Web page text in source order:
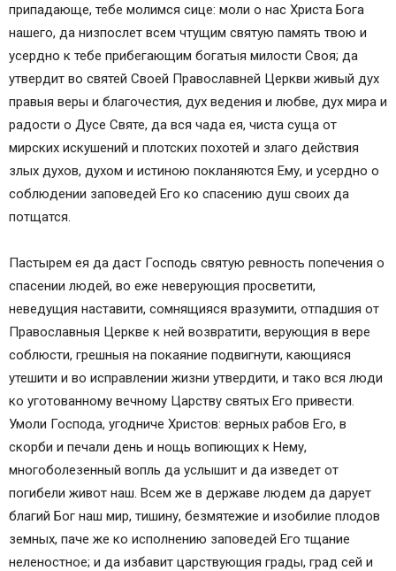
припадающе, тебе молимся сице: моли о нас Христа Бога
нашего, да низпослет всем чтущим святую память твою и
усердно к тебе прибегающим богатыя милости Своя; да
утвердит во святей Своей Православней Церкви живый дух
правыя веры и благочестия, дух ведения и любве, дух мира и
радости о Дусе Святе, да вся чада ея, чиста суща от
мирских искушений и плотских похотей и злаго действия
злых духов, духом и истиною покланяются Ему, и усердно о
соблюдении заповедей Его ко спасению душ своих да
потщатся.
Пастырем ея да даст Господь святую ревность попечения о
спасении людей, во еже неверующия просветити,
неведущия наставити, сомнящияся вразумити, отпадшия от
Православныя Церкве к ней возвратити, верующия в вере
соблюсти, грешныя на покаяние подвигнути, кающияся
утешити и во исправлении жизни утвердити, и тако вся люди
ко уготованному вечному Царству святых Его привести.
Умоли Господа, угодниче Христов: верных рабов Его, в
скорби и печали день и нощь вопиющих к Нему,
многоболезенный вопль да услышит и да изведет от
погибели живот наш. Всем же в державе людем да дарует
благий Бог наш мир, тишину, безмятежие и изобилие плодов
земных, паче же ко исполнению заповедей Его тщание
неленостное; и да избавит царствующия грады, град сей и